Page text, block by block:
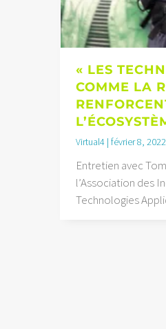
« LES
COMME LA
Virtual4 février 8, 2022
Entretien avec
l’Association des
Technologies